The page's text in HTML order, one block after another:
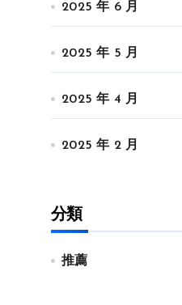
2025 年 6 月
2025 年 5 月
2025 年 4 月
2025 年 2 月
分類
推薦